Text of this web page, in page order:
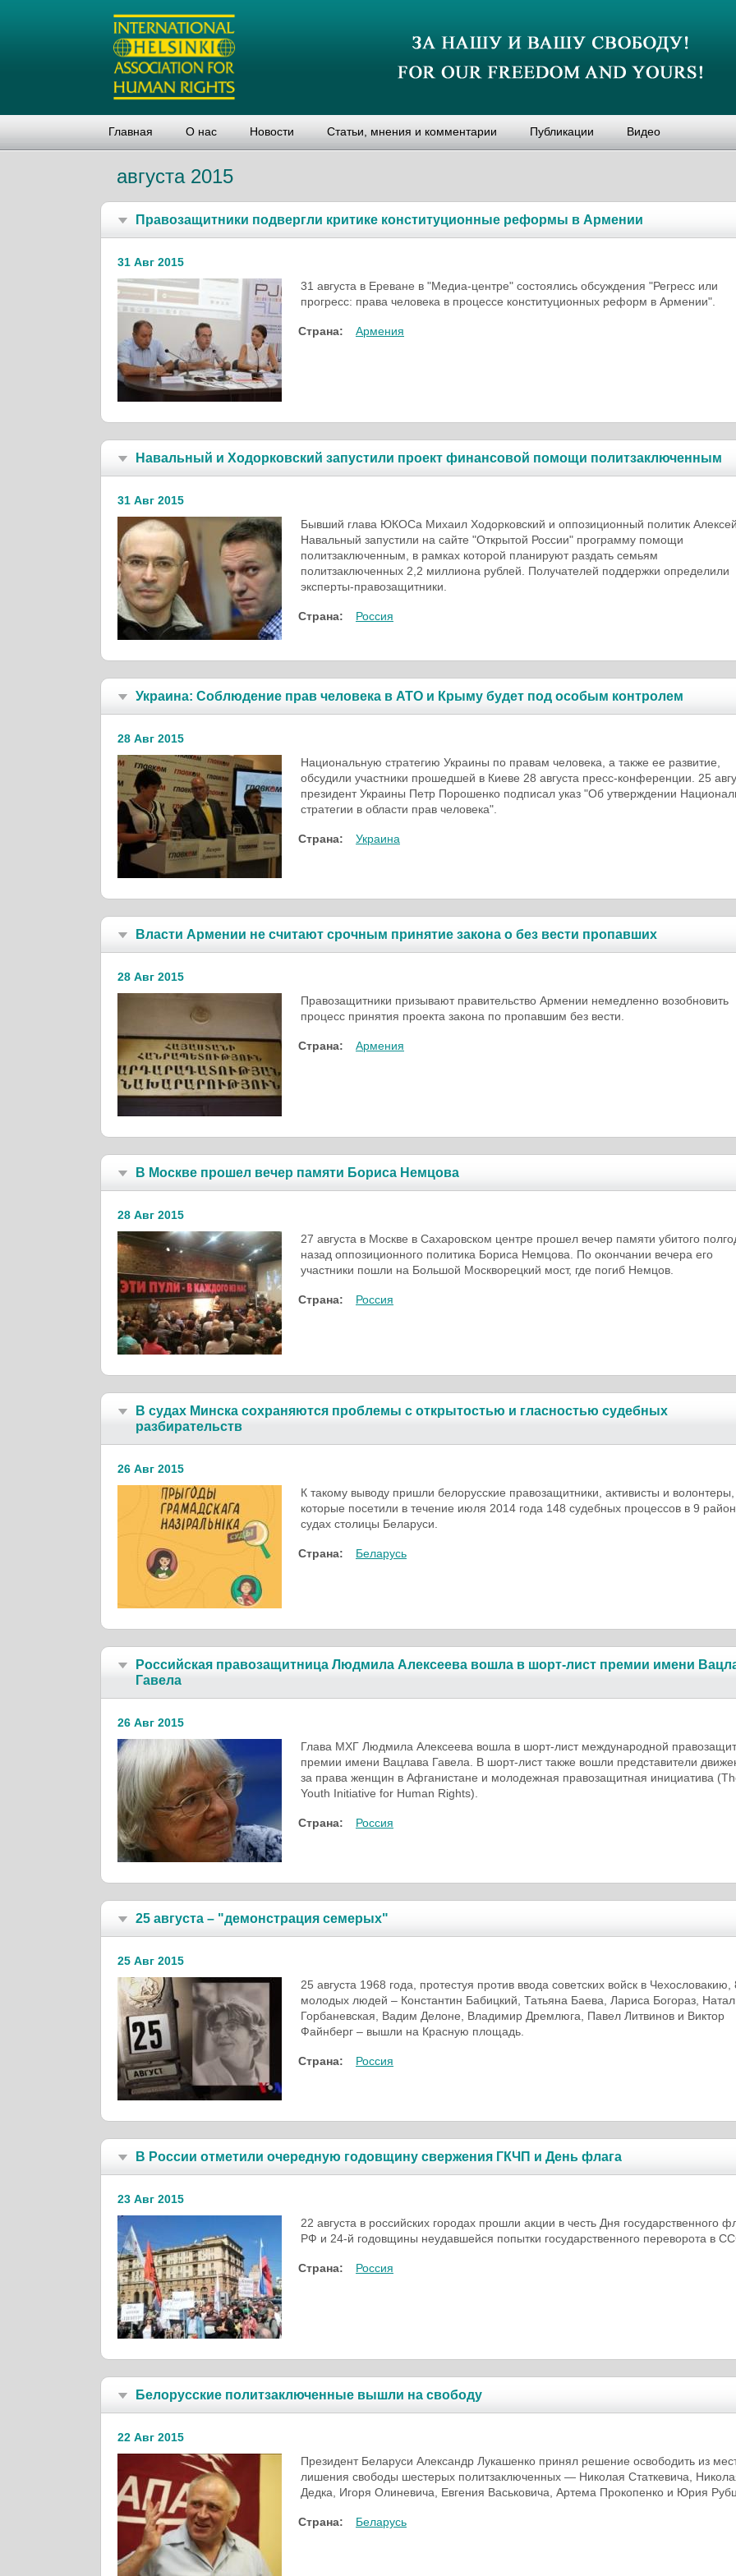
Главная О нас Новости Статьи, мнения и комментарии Публикации Видео
августа 2015
Правозащитники подвергли критике конституционные реформы в Армении
31 Авг 2015
31 августа в Ереване в "Медиа-центре" состоялись обсуждения "Регресс или
прогресс: права человека в процессе конституционных реформ в Армении".
Страна: Армения
Навальный и Ходорковский запустили проект финансовой помощи политзаключенным
31 Авг 2015
Бывший глава ЮКОСа Михаил Ходорковский и оппозиционный политик
Навальный запустили на сайте "Открытой России" программу помощи
политзаключенным, в рамках которой планируют раздать семьям
политзаключенных 2,2 миллиона рублей. Получателей поддержки определили
эксперты-правозащитники.
Страна: Россия
Украина: Соблюдение прав человека в АТО и Крыму будет под особым контролем
28 Авг 2015
Национальную стратегию Украины по правам человека, а также ее развитие,
обсудили участники прошедшей в Киеве 28 августа пресс-конференции. 25
президент Украины Петр Порошенко подписал указ "Об утверждении
стратегии в области прав человека".
Страна: Украина
Власти Армении не считают срочным принятие закона о без вести пропавших
28 Авг 2015
Правозащитники призывают правительство Армении немедленно возобновить
процесс принятия проекта закона по пропавшим без вести.
Страна: Армения
В Москве прошел вечер памяти Бориса Немцова
28 Авг 2015
27 августа в Москве в Сахаровском центре прошел вечер памяти убитого
назад оппозиционного политика Бориса Немцова. По окончании вечера его
участники пошли на Большой Москворецкий мост, где погиб Немцов.
Страна: Россия
В судах Минска сохраняются проблемы с открытостью и гласностью судебных
разбирательств
26 Авг 2015
К такому выводу пришли белорусские правозащитники, активисты и волонтеры,
которые посетили в течение июля 2014 года 148 судебных процессов в 9
судах столицы Беларуси.
Страна: Беларусь
Российская правозащитница Людмила Алексеева вошла в шорт-лист премии имени
Гавела
26 Авг 2015
Глава МХГ Людмила Алексеева вошла в шорт-лист международной
премии имени Вацлава Гавела. В шорт-лист также вошли представители
за права женщин в Афганистане и молодежная правозащитная инициатива
Youth Initiative for Human Rights).
Страна: Россия
25 августа – "демонстрация семерых"
25 Авг 2015
25 августа 1968 года, протестуя против ввода советских войск в Чехословакию,
молодых людей – Константин Бабицкий, Татьяна Баева, Лариса Богораз,
Горбаневская, Вадим Делоне, Владимир Дремлюга, Павел Литвинов и Виктор
Файнберг – вышли на Красную площадь.
Страна: Россия
В России отметили очередную годовщину свержения ГКЧП и День флага
23 Авг 2015
22 августа в российских городах прошли акции в честь Дня государственного
РФ и 24-й годовщины неудавшейся попытки государственного переворота в
Страна: Россия
Белорусские политзаключенные вышли на свободу
22 Авг 2015
Президент Беларуси Александр Лукашенко принял решение освободить из
лишения свободы шестерых политзаключенных — Николая Статкевича,
Дедка, Игоря Олиневича, Евгения Васьковича, Артема Прокопенко и Юрия
Страна: Беларусь